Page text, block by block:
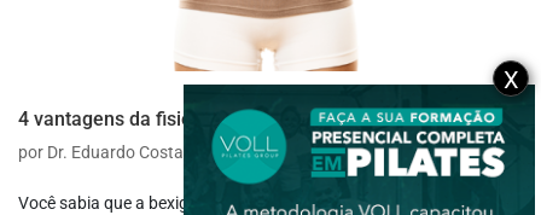
4 vantagens da fisioterapia para a Bexiga Hiperativa
por Dr. Eduardo Costa jul 3, 2023| Fisiologia
Você sabia que a bexiga hiperativa é um problema que afeta
X